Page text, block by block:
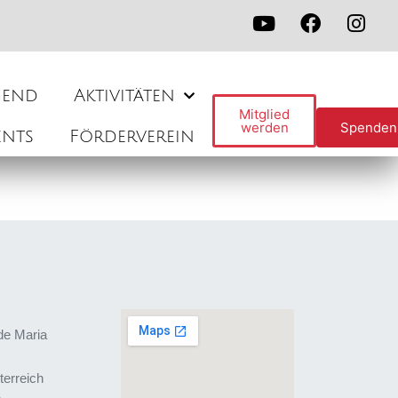
Aktivitäten
Förderverein
Mitglied
werden Spenden
Maria